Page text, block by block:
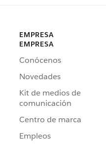
EMPRESA
EMPRESA
Conócenos
Novedades
Kit de medios de
comunicación
Centro de marca
Empleos